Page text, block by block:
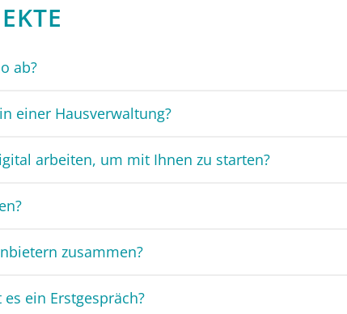
ab?
einer Hausverwaltung?
arbeiten, um mit Ihnen zu starten?
zusammen?
ein Erstgespräch?